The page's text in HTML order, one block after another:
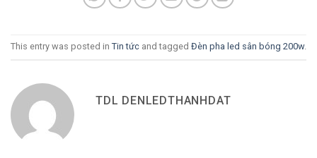
This entry was posted in Tin tức and tagged Đèn pha led sân bóng 200w.
TDL DENLEDTHANHDAT